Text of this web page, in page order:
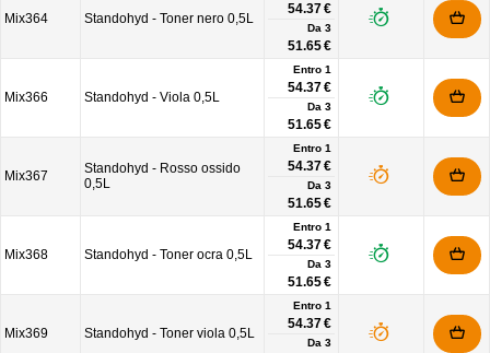
Mix364 Standohyd - Toner nero 0,5L
54.37 €
Da 3
51.65 €
Mix366 Standohyd - Viola 0,5L
Entro 1
54.37 €
Da 3
51.65 €
Mix367
Standohyd - Rosso ossido
0,5L
Entro 1
54.37 €
Da 3
51.65 €
Mix368 Standohyd - Toner ocra 0,5L
Entro 1
54.37 €
Da 3
51.65 €
Mix369 Standohyd - Toner viola 0,5L
Entro 1
54.37 €
Da 3